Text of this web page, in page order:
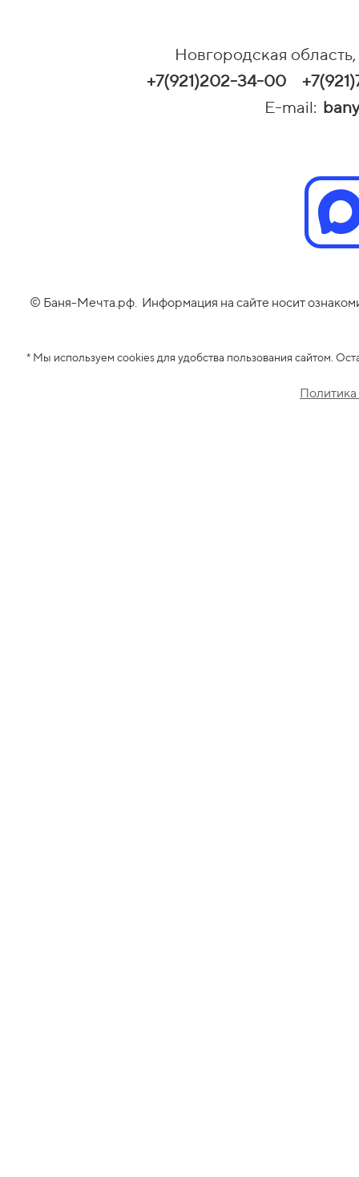
Новгородская область,
+7(921)202-34-00
E-mail:
© Баня-Мечта.рф. Информация на сайте носит
* Мы используем cookies для удобства пользования сайтом.